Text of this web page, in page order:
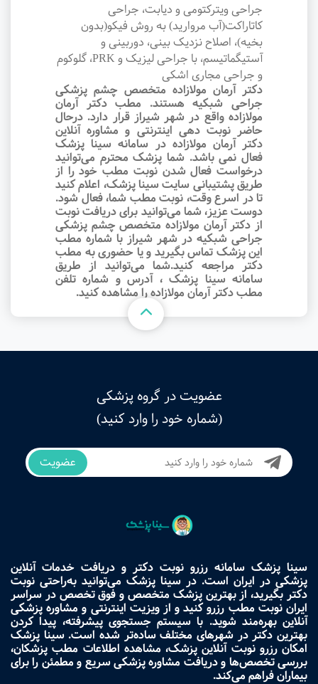
جراحی ویترکتومی و دیابت، جراحی
کاتاراکت(آب مروارید) به روش فیکو(بدون
بخیه)، اصلاح نزدیک بینی، دوربینی و
آستیگماتیسم، با جراحی لیزیک و PRK، گلوکوم
و جراحی مجاری اشکی
دکتر آرمان مولازاده متخصص چشم پزشکی
جراحی شبکیه هستند. مطب دکتر آرمان
مولازاده واقع در شهر شیراز قرار دارد. درحال
حاضر نوبت‌ دهی اینترنتی و مشاوره آنلاین
دکتر آرمان مولازاده در سامانه سینا پزشک
فعال نمی باشد. شما پزشک محترم می‌توانید
درخواست فعال شدن نوبت مطب خود را از
طریق پشتیبانی سایت سینا پزشک، اعلام کنید
تا در اسرع وقت‌، نوبت مطب شما، فعال شود.
دوست عزیز، شما می‌توانید برای دریافت نوبت
از دکتر آرمان مولازاده متخصص چشم پزشکی
جراحی شبکیه در شهر شیراز با شماره مطب
این پزشک تماس بگیرید و یا حضوری به مطب
دکتر مراجعه کنید.شما می‌توانید از طریق
سامانه سینا پزشک ، آدرس و شماره تلفن
مطب دکتر آرمان مولازاده را مشاهده کنید.
عضویت در گروه پزشکی
(شماره خود را وارد کنید)
عضویت
سینا پزشک سامانه رزرو نوبت دکتر و دریافت خدمات آنلاین
پزشکی در ایران است. در سینا پزشک می‌توانید به‌راحتی نوبت
دکتر بگیرید، از بهترین پزشک متخصص و فوق تخصص در سراسر
ایران نوبت مطب رزرو کنید و از ویزیت اینترنتی و مشاوره پزشکی
آنلاین بهره‌مند شوید. با سیستم جستجوی پیشرفته، پیدا کردن
بهترین دکتر در شهرهای مختلف ساده‌تر شده است. سینا پزشک
امکان رزرو نوبت آنلاین پزشک، مشاهده اطلاعات مطب پزشکان،
بررسی تخصص‌ها و دریافت مشاوره پزشکی سریع و مطمئن را برای
بیماران فراهم می‌کند.